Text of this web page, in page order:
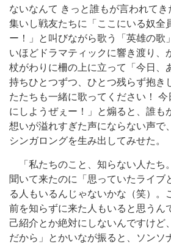
ないなんて きっと誰もが言われて
集いし戦友たちに「ここにいる奴全
ー！」と叫びながら歌う「英雄の歌
いほどドラマティックに響き渡り、
杖がわりに柵の上に立って「今日、
持ちひとつずつ、ひとつ残らず抱き
たたちも一緒に歌ってください！ 今
にしようぜぇー！」と煽ると、誰も
想いが溢れすぎた声にならない声で
シンガロングを生み出してみせた。
「私たちのこと、知らない人たち
聞いて来たのに「思っていたライブ
る人もいるんじゃないかな（笑）。
前を知らずに来た人もいると思うん
己紹介とか絶対にしないんですけど
だから」とかいなが振ると、ソンソ